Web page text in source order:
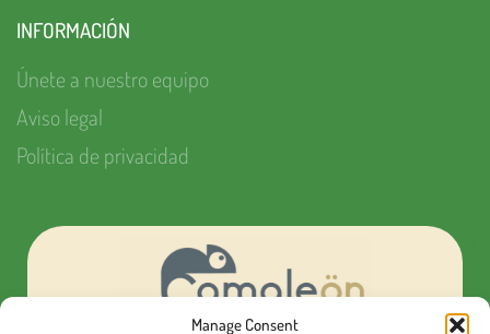
Manage Consent
INFORMACIÓN
Únete a nuestro equipo
Aviso legal
Política de privacidad